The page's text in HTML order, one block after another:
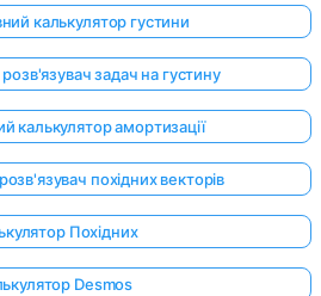
калькулятор густини
задач на густину
калькулятор амортизації
похідних векторів
Похідних
Desmos